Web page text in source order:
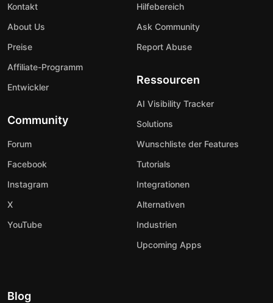
Kontakt
About Us
Preise
Affiliate-Programm
Entwickler
Community
Forum
Facebook
Instagram
X
YouTube
Hilfebereich
Ask Community
Report Abuse
Ressourcen
AI Visibility Tracker
Solutions
Wunschliste der Features
Tutorials
Integrationen
Alternativen
Industrien
Upcoming Apps
Blog